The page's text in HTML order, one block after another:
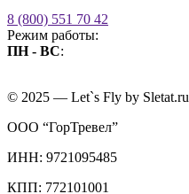
8 (800) 551 70 42
Режим работы:
ПН - ВС:
© 2025 — Let`s Fly by Sletat.ru
ООО “ГорТревел”
ИНН: 9721095485
КПП: 772101001